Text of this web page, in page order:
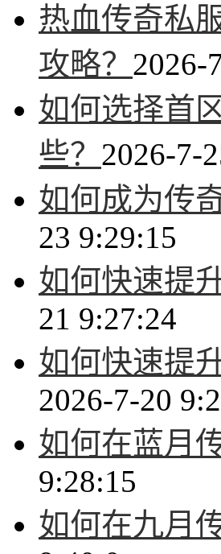
热血传奇私
攻略？ 2026-
如何选择首
些？ 2026-7-
如何成为传
23 9:29:15
如何快速提
21 9:27:24
如何快速提
2026-7-20
如何在蓝月
9:28:15
如何在九月